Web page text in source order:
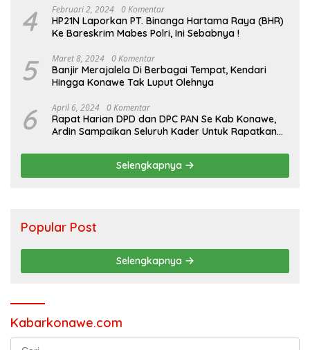
4 Februari 2, 2024 0 Komentar
HP21N Laporkan PT. Binanga Hartama Raya (BHR)
Ke Bareskrim Mabes Polri, Ini Sebabnya !
5 Maret 8, 2024 0 Komentar
Banjir Merajalela Di Berbagai Tempat, Kendari
Hingga Konawe Tak Luput Olehnya
6 April 6, 2024 0 Komentar
Rapat Harian DPD dan DPC PAN Se Kab Konawe,
Ardin Sampaikan Seluruh Kader Untuk Rapatkan
Selengkapnya
Popular Post
Selengkapnya
Kabarkonawe.com
Cari